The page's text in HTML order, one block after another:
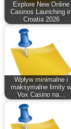
Explore New Online
Casinos Launching
Croatia 2026
Wpływ minimalne i
maksymalne limity w
Vox Casino na…